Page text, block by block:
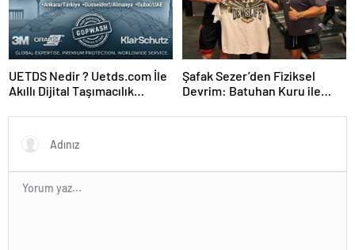
UETDS Nedir ? Uetds.com İle
Akıllı Dijital Taşımacılık
Şafak Sezer’den Fiziksel
Devrim: Batuhan Kuru ile